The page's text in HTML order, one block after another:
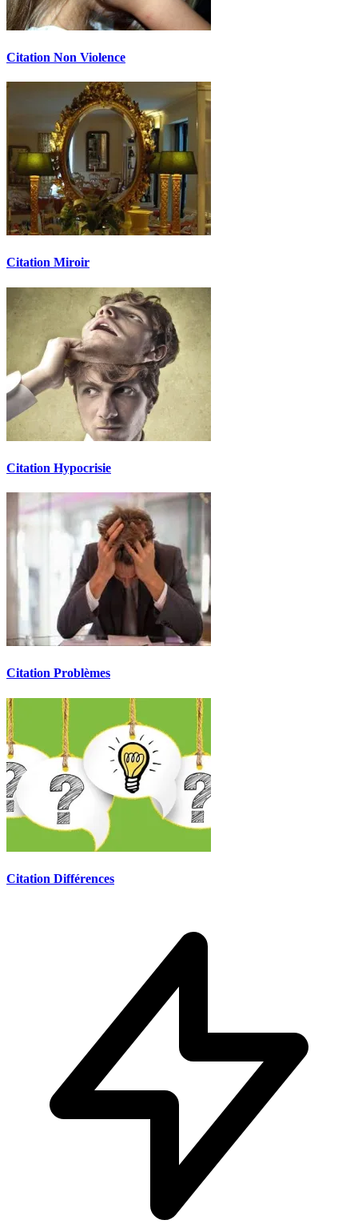
Citation Non Violence
Citation Miroir
Citation Hypocrisie
Citation Problèmes
Citation Différences